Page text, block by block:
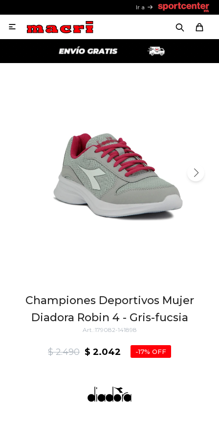
Ir a

Championes Deportivos Mujer
Diadora Robin 4 - Gris-fucsia
179082-141898
$ 2.042
$ 2.490 17